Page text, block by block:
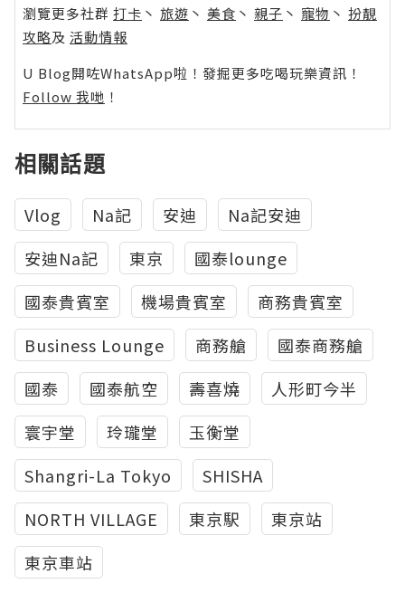
瀏覽更多社群 打卡 丶 旅遊 丶 美食 丶 親子 丶 寵物 丶 扮靚
攻略及 活動情報
U Blog開咗WhatsApp啦！發掘更多吃喝玩樂資訊！
Follow 我哋 ！
相關話題
Vlog Na記 安迪
Na記安迪
安迪Na記
東京
國泰lounge
國泰貴賓室
機場貴賓室
商務貴賓室
Business Lounge
商務艙
國泰商務艙
國泰
國泰航空 壽喜燒
人形町今半
寰宇堂
玲瓏堂
玉衡堂
Shangri-La Tokyo
SHISHA
NORTH VILLAGE
東京駅
東京站
東京車站